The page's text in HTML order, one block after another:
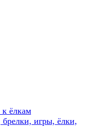
ёлкам
игры, ёлки,